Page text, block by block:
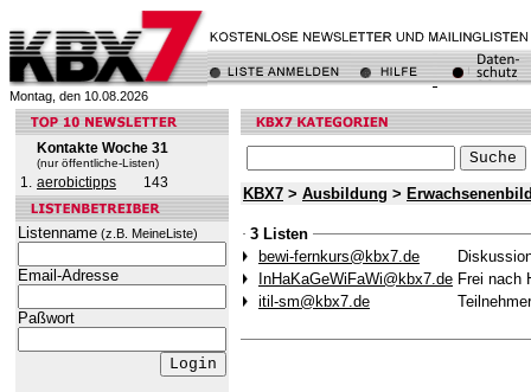
Montag, den 10.08.2026
Kontakte Woche 31
(nur öffentliche-Listen)
1. aerobictipps 143
Listenname (z.B. MeineListe)
Email-Adresse
Paßwort
KBX7 > Ausbildung >
3 Listen
bewi-fernkurs@kbx7.de
InHaKaGeWiFaWi@kbx7.de Frei nach
itil-sm@kbx7.de